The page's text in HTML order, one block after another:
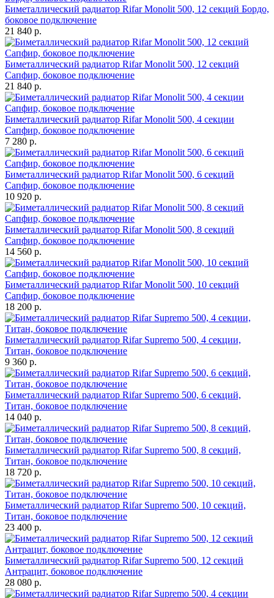
Биметаллический радиатор Rifar Monolit 500, 12 секций Бордо,
боковое подключение
21 840 р.
Биметаллический радиатор Rifar Monolit 500, 12 секций
Сапфир, боковое подключение
21 840 р.
Биметаллический радиатор Rifar Monolit 500, 4 секции
Сапфир, боковое подключение
7 280 р.
Биметаллический радиатор Rifar Monolit 500, 6 секций
Сапфир, боковое подключение
10 920 р.
Биметаллический радиатор Rifar Monolit 500, 8 секций
Сапфир, боковое подключение
14 560 р.
Биметаллический радиатор Rifar Monolit 500, 10 секций
Сапфир, боковое подключение
18 200 р.
Биметаллический радиатор Rifar Supremo 500, 4 секции,
Титан, боковое подключение
9 360 р.
Биметаллический радиатор Rifar Supremo 500, 6 секций,
Титан, боковое подключение
14 040 р.
Биметаллический радиатор Rifar Supremo 500, 8 секций,
Титан, боковое подключение
18 720 р.
Биметаллический радиатор Rifar Supremo 500, 10 секций,
Титан, боковое подключение
23 400 р.
Биметаллический радиатор Rifar Supremo 500, 12 секций
Антрацит, боковое подключение
28 080 р.